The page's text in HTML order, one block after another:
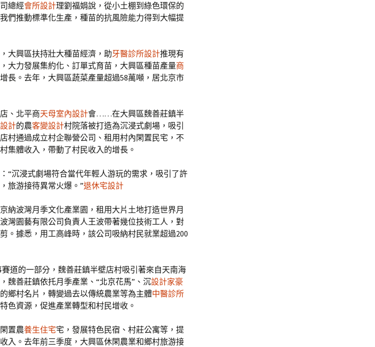
總經會所設計理劉福娟說，從小土棚到綠色環保的
們推動標準化生產，種苗的抗風險能力得到大幅提
大興區扶持壯大種苗經濟，助牙醫診所設計推現有
大力發展集約化、訂單式育苗，大興區種苗產量商
長。去年，大興區蔬菜產量超過58萬噸，居北京市
、北平商天母室內設計會……在大興區魏善莊鎮半
計的農客變設計村院落被打造為沉浸式劇場，吸引
村通過成立村企聯營公司、租用村內閑置民宅，不
集體收入，帶動了村民收入的增長。
“沉浸式劇場符合當代年輕人游玩的需求，吸引了許
旅游接待異常火爆。”退休宅設計
納波灣月季文化產業園，租用大片土地打造世界月
灣園藝有限公司負責人王波帶著幾位技術工人，對
。據悉，用工高峰時，該公司吸納村民就業超過200
賽道的一部分，魏善莊鎮半壁店村吸引著來自天南海
魏善莊鎮依托月季產業、“北京花馬”、沉設計家豪
鄉村名片，轉變過去以傳統農業等為主體中醫診所
色資源，促進產業轉型和村民增收。
置農養生住宅宅，發展特色民宿、村莊公寓等，提
入。去年前三季度，大興區休閑農業和鄉村旅游接